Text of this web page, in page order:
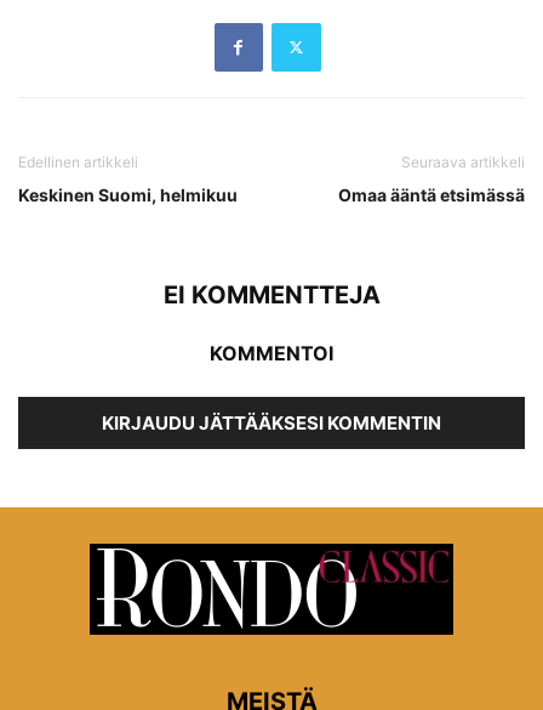
Edellinen artikkeli
Keskinen Suomi, helmikuu
Seuraava artikkeli
Omaa ääntä etsimässä
EI KOMMENTTEJA
KOMMENTOI
KIRJAUDU JÄTTÄÄKSESI KOMMENTIN
MEISTÄ